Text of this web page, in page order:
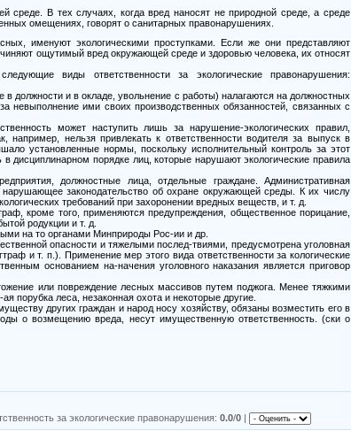
В тех случаях, когда вред наносят не природной среде, а среде
омещениях, говорят о санитарных правонарушениях.
именуют экологическими проступками. Если же они представляют
ощутимый вред окружающей среде и здоровью человека, их относят
виды ответственности за экологические правонарушения:
должности и в окладе, увольнение с работы) налагаются на должностных
невыполнение ими своих производственных обязанностей, связанных с
может наступить лишь за нарушение-экологических правил,
например, нельзя привлекать к ответственности водителя за выпуск в
установленные нормы, поскольку исполнительный контроль за этот
дисциплинарном порядке лиц, которые нарушают экологические правила
должностные лица, отдельные граждане. Административная
нарушающее законодательство об охране окружающей среды. К их числу
требований при захоронении вредных веществ, и т. д.
кроме того, применяются предупреждения, общественное порицание,
родукции и т. д.
на то органами Минприроды Рос-ии и др.
опасности и тяжелыми послед-твиями, предусмотрена уголовная
и т. п.). Применение мер этого вида ответственности за кологические
основанием на-начения уголовного наказания является приговор
или повреждение лесных массивов путем поджога. Менее тяжкими
порубка леса, незаконная охота и некоторые другие.
других граждан и народ носу хозяйству, обязаны возместить его в
о возмещению вреда, несут имущественную ответственность. (ски о
за экологические правонарушения: 0.0/0 |